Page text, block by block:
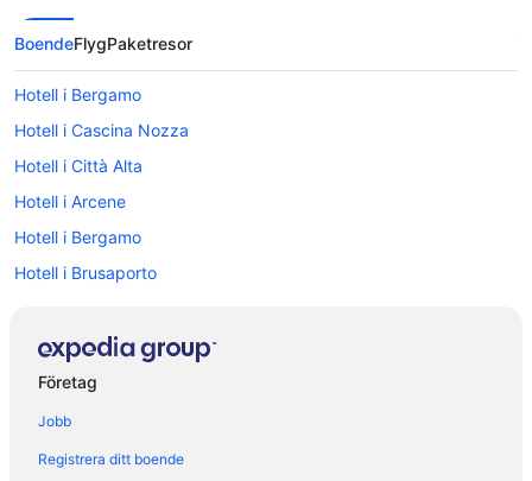
BoendeFlygPaketresor
Hotell i Bergamo
Hotell i Cascina Nozza
Hotell i Città Alta
Hotell i Arcene
Hotell i Bergamo
Hotell i Brusaporto
Hotell i Calusco d'Adda
Hotell i Castelli Calepio
Hotell i Cavernago
Hotell i Esmate
Företag
Jobb
Registrera ditt boende